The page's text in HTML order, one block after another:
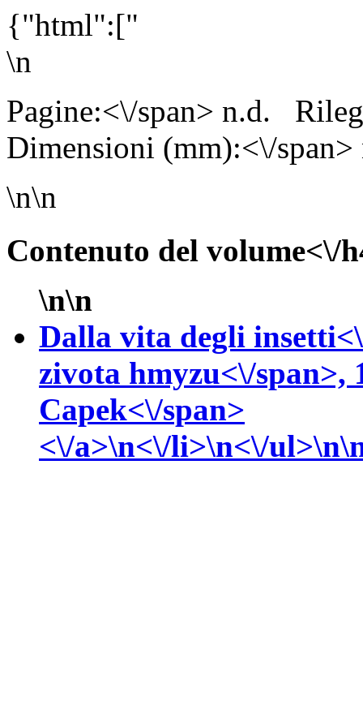
{"html":["
\n
Pagine:<\/span> n.d.
Dimensioni (mm):<\/
\n\n
Contenuto del volume<\/
\n\n
Dalla vita degli
zivota hmyzu<\/span>,
Capek<\/span>
<\/a>\n<\/li>\n<\/